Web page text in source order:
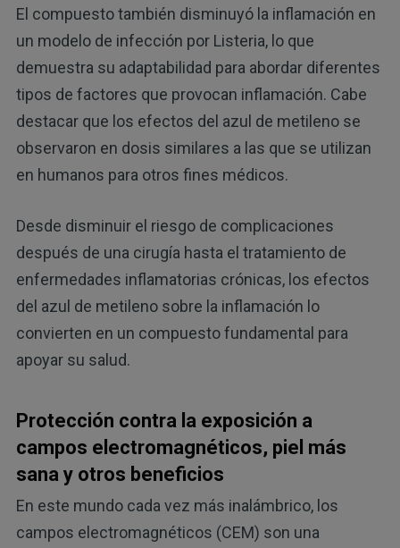
El compuesto también disminuyó la inflamación en
un modelo de infección por Listeria, lo que
demuestra su adaptabilidad para abordar diferentes
tipos de factores que provocan inflamación. Cabe
destacar que los efectos del azul de metileno se
observaron en dosis similares a las que se utilizan
en humanos para otros fines médicos.
Desde disminuir el riesgo de complicaciones
después de una cirugía hasta el tratamiento de
enfermedades inflamatorias crónicas, los efectos
del azul de metileno sobre la inflamación lo
convierten en un compuesto fundamental para
apoyar su salud.
Protección contra la exposición a
campos electromagnéticos, piel más
sana y otros beneficios
En este mundo cada vez más inalámbrico, los
campos electromagnéticos (CEM) son una